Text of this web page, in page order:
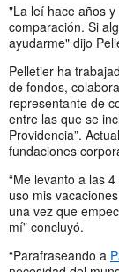
"La leí hace años
comparación. Si
ayudarme" dijo
Pelletier ha
de fondos,
representante de
entre las que se
Providencia”.
fundaciones
“Me levanto a las
uso mis
una vez que
mí” concluyó.
“Parafraseando a